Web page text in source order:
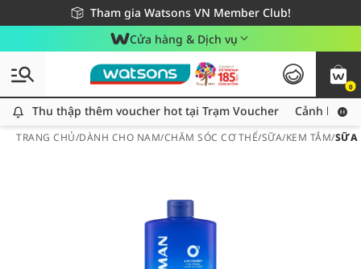
Tham gia Watsons VN Member Club!
Miễn phí giao hàng cho đơn hàng từ 249,000Đ
Giao hàng nhanh 24h - Áp dụng khu vực TP. Hồ Chí Minh
Cửa hàng & Dịch vụ
0
Thu thập thêm voucher hot tại Trạm Voucher
Thu thập thêm voucher hot tại Trạm Voucher Cảnh báo
TRANG CHỦ/DÀNH CHO NAM/CHĂM SÓC CƠ THỂ/SỮA/KEM TẮM/SỮA